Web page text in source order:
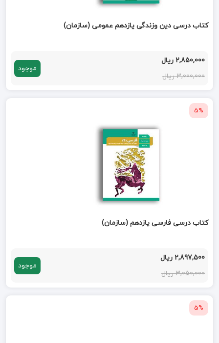
کتاب درسی دین وزندگی یازدهم عمومی (سازمان)
2,850,000 ریال
3,000,000 ریال
موجود
5%
کتاب درسی فارسی یازدهم (سازمان)
2,897,500 ریال
3,050,000 ریال
موجود
5%